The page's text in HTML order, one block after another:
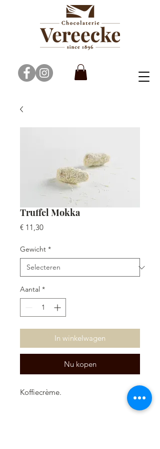
Truffel Mokka
€ 11,30Prijs
Gewicht *
Aantal *
In winkelwagen
Nu kopen
Koffiecrème.